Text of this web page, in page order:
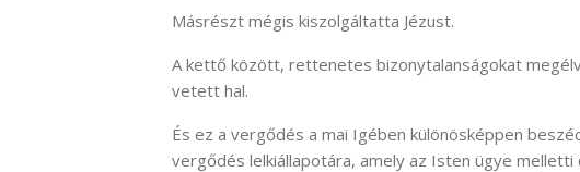
Másrészt mégis kiszolgáltatta Jézust.
A kettő között, rettenetes bizonytalanságokat
vetett hal.
És ez a vergődés a mai Igében különösképpen
vergődés lelkiállapotára, amely az Isten ügye melletti